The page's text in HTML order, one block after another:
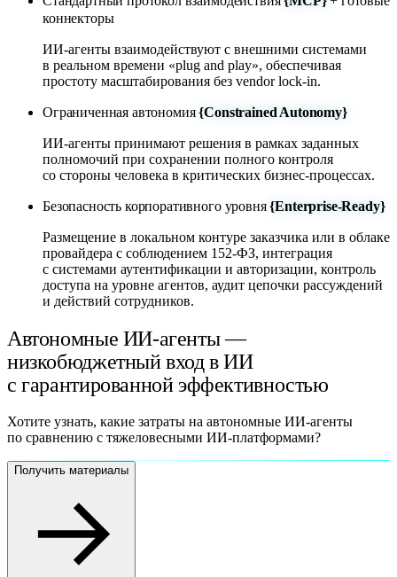
коннекторы
ИИ-агенты взаимодействуют с внешними системами
в реальном времени «plug and play», обеспечивая
простоту масштабирования без vendor lock-in.
Ограниченная автономия {Constrained Autonomy}
ИИ-агенты принимают решения в рамках заданных
полномочий при сохранении полного контроля
со стороны человека в критических бизнес-процессах.
Безопасность корпоративного уровня {Enterprise-Ready}
Размещение в локальном контуре заказчика или в облаке
провайдера с соблюдением 152-ФЗ, интеграция
с системами аутентификации и авторизации, контроль
доступа на уровне агентов, аудит цепочки рассуждений
и действий сотрудников.
Автономные ИИ-агенты —
низкобюджетный вход в ИИ
с гарантированной эффективностью
Хотите узнать, какие затраты на автономные ИИ-агенты
по сравнению с тяжеловесными ИИ-платформами?
Получить материалы